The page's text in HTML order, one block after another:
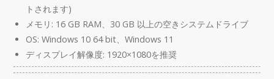
トされます)
メモリ: 16 GB RAM、30 GB 以上の空きシステムドライブ
OS: Windows 10 64 bit、Windows 11
ディスプレイ解像度: 1920×1080を推奨